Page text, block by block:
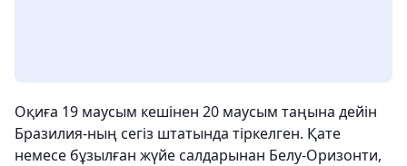
Оқиға 19 маусым кешінен 20 маусым таңына дейін
Бразилия-ның сегіз штатында тіркелген. Қате
немесе бұзылған жүйе салдарынан Белу-Оризонти,